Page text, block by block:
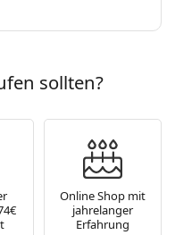
sollten?
Online Shop mit
jahrelanger
Erfahrung